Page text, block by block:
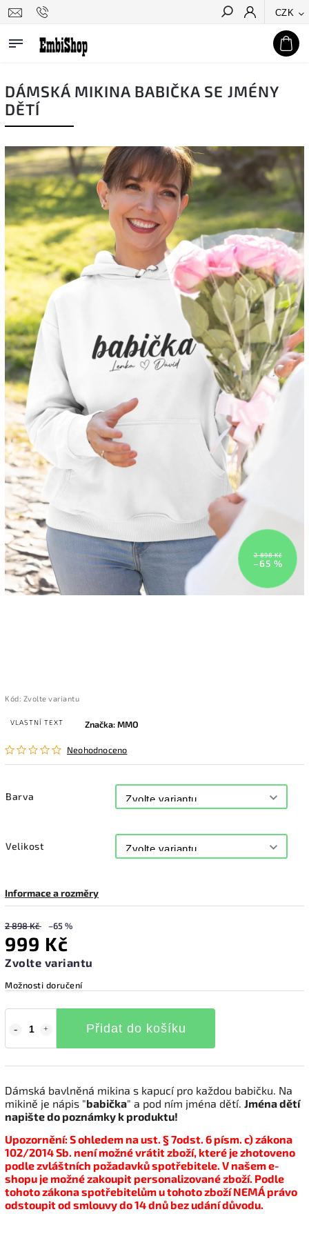
CZK
Hledat
DÁMSKÁ MIKINA BABIČKA SE JMÉNY
DĚTÍ
2 898 Kč
–65 %
Kód: Zvolte variantu
VLASTNÍ TEXT
Neohodnoceno
Značka:MMO
Barva
Velikost
Informace a rozměry
2 898 Kč –65 %
999 Kč
Zvolte variantu
Možnosti doručení
Přidat do košíku
Dámská bavlněná mikina s kapucí pro každou babičku. Na
mikině je nápis "babička" a pod ním jména dětí. Jména dětí
napište do poznámky k produktu!
Upozornění: S ohledem na ust. § 7odst. 6 písm. c) zákona
102/2014 Sb. není možné vrátit zboží, které je zhotoveno
podle zvláštních požadavků spotřebitele. V našem e-
shopu je možné zakoupit personalizované zboží. Podle
tohoto zákona spotřebitelům u tohoto zboží NEMÁ právo
odstoupit od smlouvy do 14 dnů bez udání důvodu.